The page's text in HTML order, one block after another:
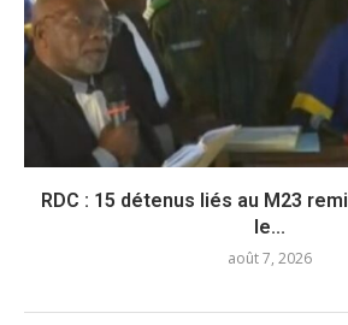
RDC : 15 détenus liés au M23
le...
août 7, 2026